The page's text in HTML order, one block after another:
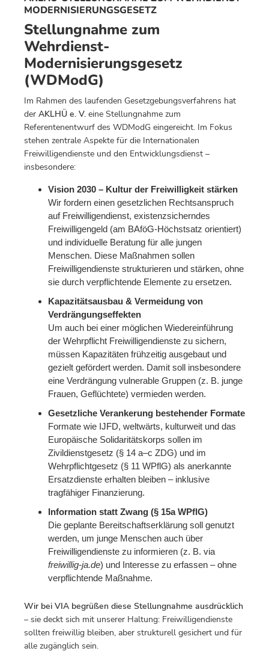
MODERNISIERUNGSGESETZ
Stellungnahme zum
Wehrdienst-
Modernisierungsgesetz
(WDModG)
Im Rahmen des laufenden Gesetzgebungsverfahrens hat
der AKLHÜ e. V. eine Stellungnahme zum
Referentenentwurf des WDModG eingereicht. Im Fokus
stehen zentrale Aspekte für die Internationalen
Freiwilligendienste und den Entwicklungsdienst –
insbesondere:
Vision 2030 – Kultur der Freiwilligkeit stärken
Wir fordern einen gesetzlichen Rechtsanspruch
auf Freiwilligendienst, existenzsicherndes
Freiwilligengeld (am BAföG-Höchstsatz orientiert)
und individuelle Beratung für alle jungen
Menschen. Diese Maßnahmen sollen
Freiwilligendienste strukturieren und stärken, ohne
sie durch verpflichtende Elemente zu ersetzen.
Kapazitätsausbau & Vermeidung von
Verdrängungseffekten
Um auch bei einer möglichen Wiedereinführung
der Wehrpflicht Freiwilligendienste zu sichern,
müssen Kapazitäten frühzeitig ausgebaut und
gezielt gefördert werden. Damit soll insbesondere
eine Verdrängung vulnerable Gruppen (z. B. junge
Frauen, Geflüchtete) vermieden werden.
Gesetzliche Verankerung bestehender Formate
Formate wie IJFD, weltwärts, kulturweit und das
Europäische Solidaritätskorps sollen im
Zivildienstgesetz (§ 14 a–c ZDG) und im
Wehrpflichtgesetz (§ 11 WPflG) als anerkannte
Ersatzdienste erhalten bleiben – inklusive
tragfähiger Finanzierung.
Information statt Zwang (§ 15a WPflG)
Die geplante Bereitschaftserklärung soll genutzt
werden, um junge Menschen auch über
Freiwilligendienste zu informieren (z. B. via
freiwillig-ja.de) und Interesse zu erfassen – ohne
verpflichtende Maßnahme.
Wir bei VIA begrüßen diese Stellungnahme ausdrücklich
– sie deckt sich mit unserer Haltung: Freiwilligendienste
sollten freiwillig bleiben, aber strukturell gesichert und für
alle zugänglich sein.